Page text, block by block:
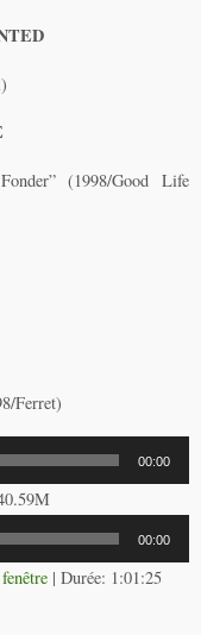
(1998/Good Life
Ferret)
00:00
00:00
| Durée: 1:01:25